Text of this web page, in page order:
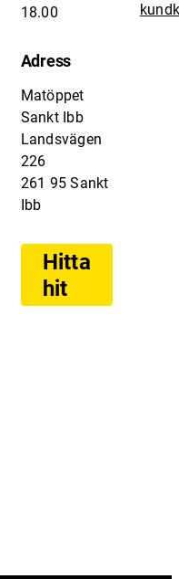
18.00
Adress
Matöppet
Sankt Ibb
Landsvägen
226
261 95 Sankt
Ibb
Hitta
hit